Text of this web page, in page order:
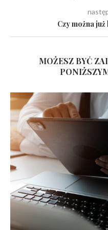
Czy można
MOŻESZ BYĆ